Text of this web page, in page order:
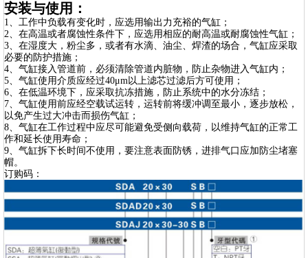
安装与使用：
1、工作中负载有变化时，应选用输出力充裕的气缸；
2、在高温或者腐蚀性条件下，应选用相应的耐高温或耐腐蚀性气缸；
3、在湿度大，粉尘多，或者有水滴、油尘、焊渣的场合，气缸应采取
必要的防护措施；
4、气缸接入管道前，必须清除管道内脏物，防止杂物进入气缸内；
5、气缸使用介质应经过40μm以上滤芯过滤后方可使用；
6、在低温环境下，应采取抗冻措施，防止系统中的水分冻结；
7、气缸使用前应经空载试运转，运转前将缓冲调至最小，逐步放松，
以免产生过大冲击而损伤气缸；
8、气缸在工作过程中应尽可能避免受侧向载荷，以维持气缸的正常工
作和延长使用寿命；
9、气缸拆下长时间不使用，要注意表面防锈，进排气口应加防尘堵塞
帽。
订购码：